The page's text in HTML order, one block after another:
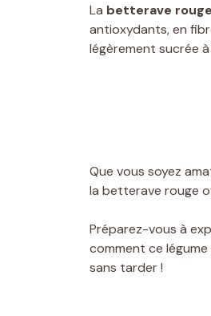
La betterave rouge
antioxydants, en
légèrement sucrée
Que vous soyez
la betterave rouge
Préparez-vous à
comment ce
sans tarder !